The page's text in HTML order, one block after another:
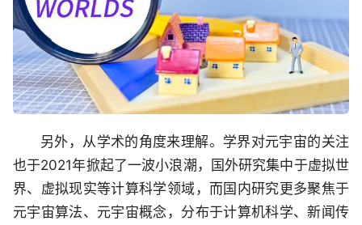
另外，从学术的角度来理解。学界对元宇宙的关注
也于2021年掀起了一波小浪潮，国外研究集中于虚拟世
界、虚拟现实等计算科学领域，而国内研究更多聚焦于
元宇宙算法、元宇宙概念，分布于计算机科学、新闻传